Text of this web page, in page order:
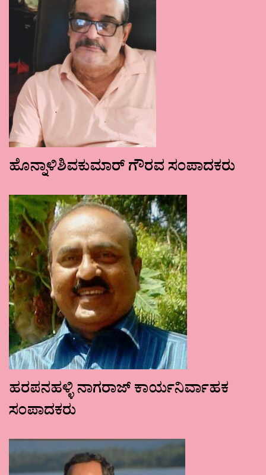
ಹೊನ್ನಾಳಿಶಿವಕುಮಾರ್ ಗೌರವ ಸಂಪಾದಕರು
ಹರಪನಹಳ್ಳಿ ನಾಗರಾಜ್ ಕಾರ್ಯನಿರ್ವಾಹಕ
ಸಂಪಾದಕರು